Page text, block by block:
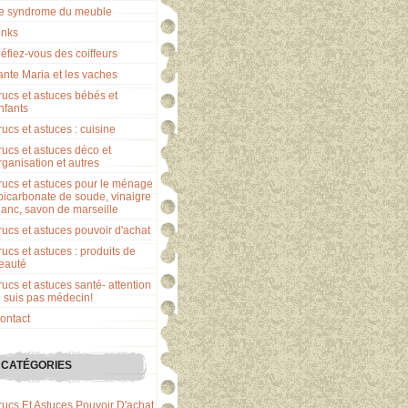
syndrome du meuble
vous des coiffeurs
Maria et les vaches
et astuces bébés et
et astuces : cuisine
et astuces déco et
et autres
et astuces pour le ménage
de soude, vinaigre
savon de marseille
et astuces pouvoir d'achat
et astuces : produits de
et astuces santé- attention
suis pas médecin!
CATÉGORIES
Et Astuces Pouvoir D'achat